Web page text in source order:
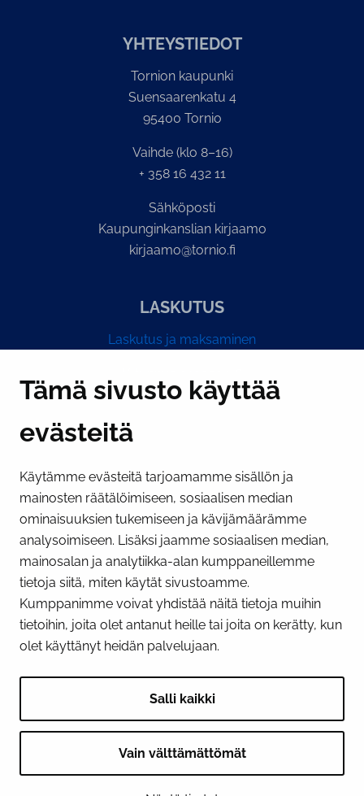
Tämä sivusto käyttää
evästeitä
Käytämme evästeitä tarjoamamme sisällön ja
mainosten räätälöimiseen, sosiaalisen median
ominaisuuksien tukemiseen ja kävijämäärämme
analysoimiseen. Lisäksi jaamme sosiaalisen median,
mainosalan ja analytiikka-alan kumppaneillemme
tietoja siitä, miten käytät sivustoamme.
Kumppanimme voivat yhdistää näitä tietoja muihin
tietoihin, joita olet antanut heille tai joita on kerätty, kun
olet käyttänyt heidän palvelujaan.
Salli kaikki
Vain välttämättömät
YH­TEYS­TIE­DOT
Tornion kaupunki
Suensaarenkatu 4
95400 Tornio
Vaihde (klo 8–16)
+ 358 16 432 11
Sähköposti
Kaupunginkanslian kirjaamo
kirjaamo@tornio.fi
LASKUTUS
Laskutus ja maksaminen
PI­KA­LINK­KE­JÄ
Näytä evästeasetukseni
SOSIAALINEN MEDIA
Facebook InstagramYouTube